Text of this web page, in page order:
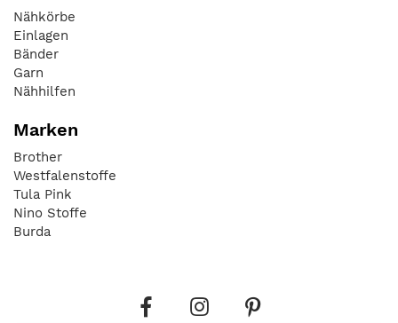
Nähkörbe
Einlagen
Bänder
Garn
Nähhilfen
Marken
Brother
Westfalenstoffe
Tula Pink
Nino Stoffe
Burda